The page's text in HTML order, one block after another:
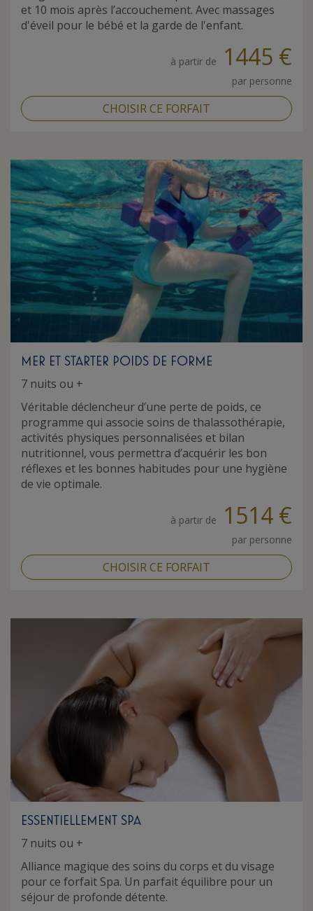
et 10 mois après l’accouchement. Avec massages
d'éveil pour le bébé et la garde de l'enfant.
à partir de 1445 €
par personne
CHOISIR CE FORFAIT
MER ET STARTER POIDS DE FORME
7 nuits ou +
Véritable déclencheur d’une perte de poids, ce
programme qui associe soins de thalassothérapie,
activités physiques personnalisées et bilan
nutritionnel, vous permettra d’acquérir les bon
réflexes et les bonnes habitudes pour une hygiène
de vie optimale.
à partir de 1514 €
par personne
CHOISIR CE FORFAIT
ESSENTIELLEMENT SPA
7 nuits ou +
Alliance magique des soins du corps et du visage
pour ce forfait Spa. Un parfait équilibre pour un
séjour de profonde détente.